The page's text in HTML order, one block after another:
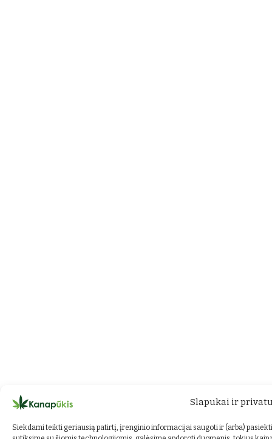
Slapukai ir
Siekdami teikti geriausią patirtį, įrenginio informacijai saugoti ir (arba)